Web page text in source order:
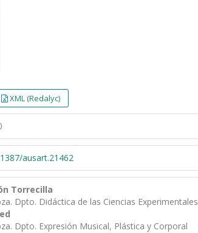
XML (Redalyc)
ausart.21462
Torrecilla
Dpto. Didáctica de las Ciencias Experimentales
Dpto. Expresión Musical, Plástica y Corporal